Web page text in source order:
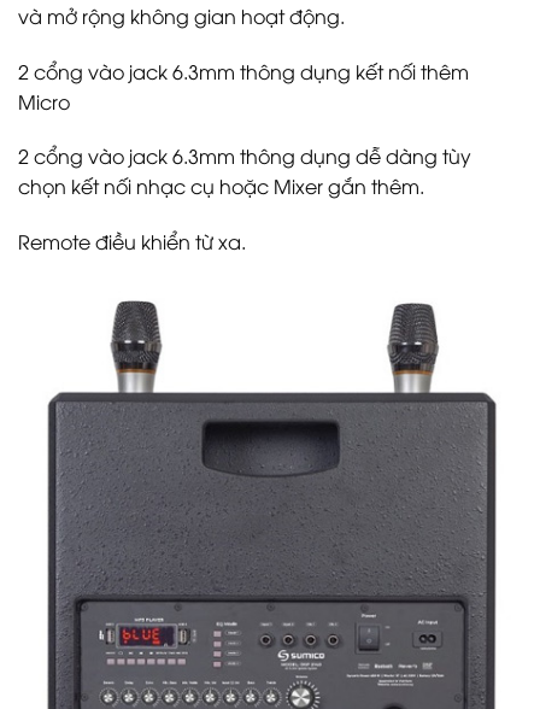
và mở rộng không gian hoạt động.
2 cổng vào jack 6.3mm thông dụng kết nối thêm
Micro
2 cổng vào jack 6.3mm thông dụng dễ dàng tùy
chọn kết nối nhạc cụ hoặc Mixer gắn thêm.
Remote điều khiển từ xa.